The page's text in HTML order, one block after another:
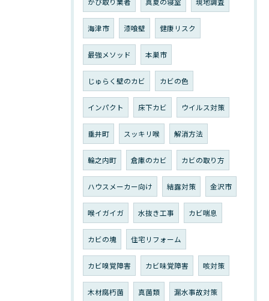
海津市 漆喰壁 健康リスク
最強メソッド 本巣市
じゅらく壁のカビ カビの色
インパクト 床下カビ ウイルス対策
垂井町 スッキリ喉 解消方法
輪之内町 倉庫のカビ カビの取り方
ハウスメーカー向け 結露対策 金沢市
喉イガイガ 水抜き工事 カビ喘息
カビの塊 住宅リフォーム
カビ嗅覚障害 カビ味覚障害 咳対策
木材腐朽菌 真菌類 漏水事故対策